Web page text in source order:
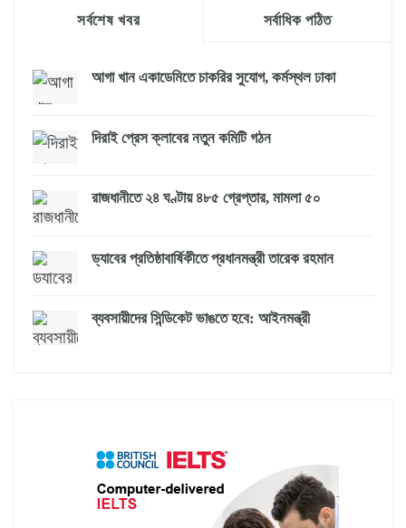
সর্বশেষ খবর সর্বাধিক পঠিত
আগা খান একাডেমিতে চাকরির সুযোগ, কর্মস্থল ঢাকা
দিরাই প্রেস ক্লাবের নতুন কমিটি গঠন
রাজধানীতে ২৪ ঘণ্টায় ৪৮৫ গ্রেপ্তার, মামলা ৫০
ড্যাবের প্রতিষ্ঠাবার্ষিকীতে প্রধানমন্ত্রী তারেক রহমান
ব্যবসায়ীদের সিন্ডিকেট ভাঙতে হবে: আইনমন্ত্রী